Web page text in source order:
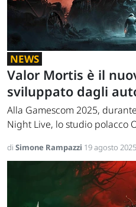
NEWS
Valor Mortis è il
sviluppato dagli
Alla Gamescom 2025,
Night Live, lo studio polacco
di Simone Rampazzi 19 agosto 2025